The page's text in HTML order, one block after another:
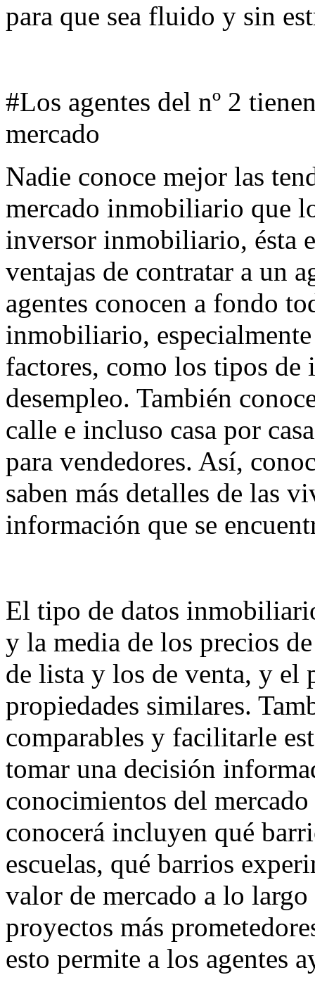
para que sea fluido y sin
#Los agentes del nº 2
mercado
Nadie conoce mejor las
mercado inmobiliario que
inversor inmobiliario, ésta
ventajas de contratar a un
agentes conocen a fondo
inmobiliario,
factores, como los tipos de
desempleo. También
calle e incluso casa por
para vendedores. Así,
saben más detalles de las
información que se
El tipo de datos
y la media de los precios
de lista y los de venta, y el
propiedades similares.
comparables y facilitarle
tomar una decisión
conocimientos del
conocerá incluyen qué
escuelas, qué barrios
valor de mercado a lo
proyectos más
esto permite a los agentes